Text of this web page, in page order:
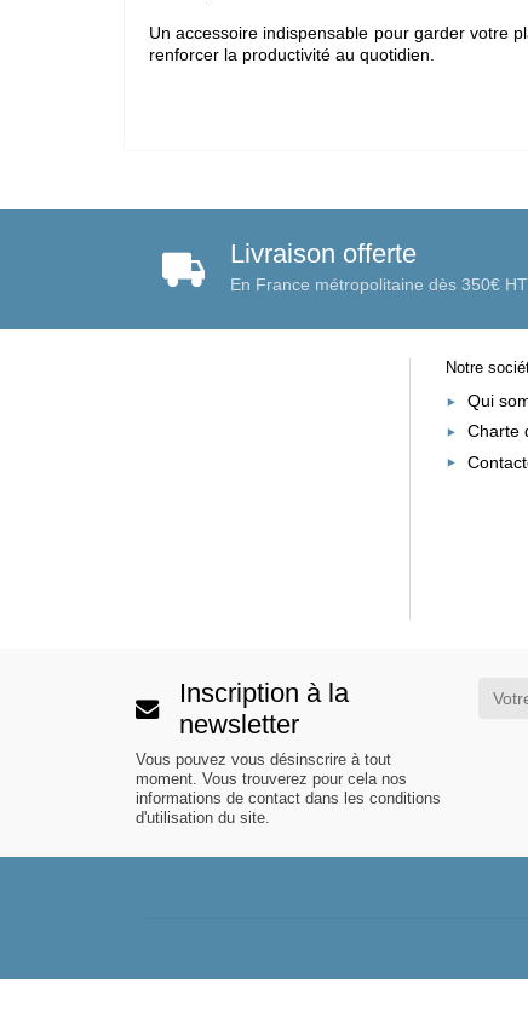
Un accessoire indispensable pour garder votre
renforcer la productivité au quotidien.
Livraison offerte
En France métropolitaine dès 350€ HT
Notre
Qui
Charte
Inscription à la
newsletter
Vous pouvez vous désinscrire à tout
moment. Vous trouverez pour cela nos
informations de contact dans les conditions
d'utilisation du site.